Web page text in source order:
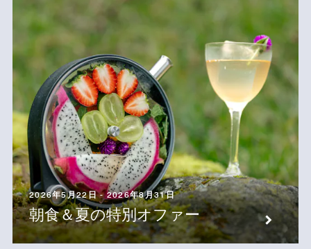
2026年5月22日 - 2026年8月31日
朝食＆夏の特別オファー